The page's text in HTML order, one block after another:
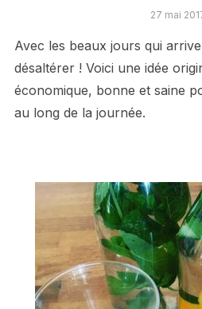
27 mai
Avec les beaux jours qui
désaltérer ! Voici une idée
économique, bonne et saine
au long de la journée.